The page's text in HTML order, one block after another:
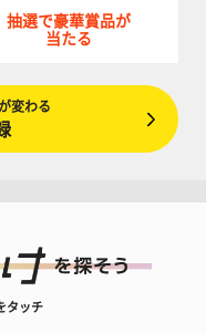
抽選で豪華賞品が
当たる
変わる
タッチ